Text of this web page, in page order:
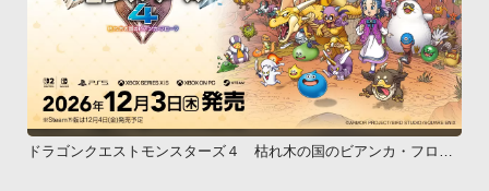
ドラゴンクエストモンスターズ４ 枯れ木の国のビアンカ・フロー